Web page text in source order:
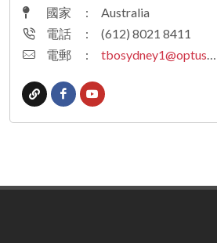
國家
:
Australia
電話
:
(612) 8021 8411
電郵
: tbosydney1@optusnet.com.au